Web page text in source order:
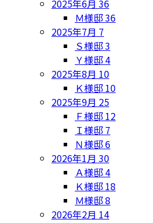
2025年6月 36
Ｍ様邸36
2025年7月 7
Ｓ様邸3
Ｙ様邸4
2025年8月 10
Ｋ様邸 10
2025年9月 25
Ｆ様邸 12
Ｉ様邸 7
Ｎ様邸6
2026年1月 30
Ａ様邸4
Ｋ様邸 18
Ｍ様邸8
2026年2月 14